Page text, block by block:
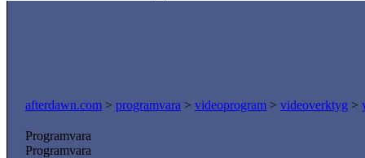
afterdawn.com > programvara > videoprogram > videoverktyg >
Programvara
Programvara